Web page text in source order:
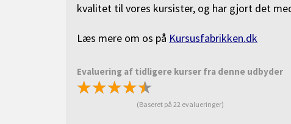
kvalitet til vores kursister, og har gjort det
Læs mere om os på Kursusfabrikken.dk
Evaluering af tidligere kurser fra denne udbyder
★★★★★
★★★★★
(Baseret på 22 evalueringer)